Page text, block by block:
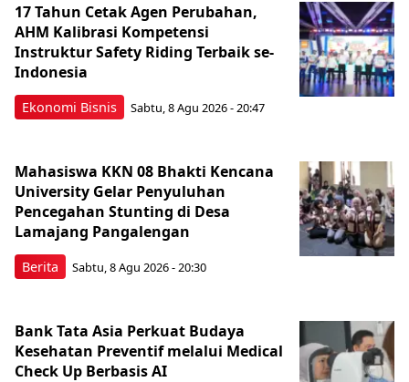
Ekonomi Bisnis
17 Tahun Cetak Agen Perubahan,
AHM Kalibrasi Kompetensi
Instruktur Safety Riding Terbaik se-
Indonesia
Sabtu, 8 Agu 2026 - 20:47
Berita
Mahasiswa KKN 08 Bhakti Kencana
University Gelar Penyuluhan
Pencegahan Stunting di Desa
Lamajang Pangalengan
Sabtu, 8 Agu 2026 - 20:30
Bank Tata Asia Perkuat Budaya
Kesehatan Preventif melalui Medical
Check Up Berbasis AI